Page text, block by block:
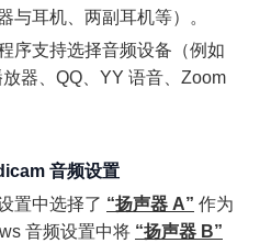
与耳机、两副耳机等）。
序支持选择音频设备（例如
器、QQ、YY 语音、Zoom
音频设置
置中选择了 “扬声器 A” 作为
音频设置中将 “扬声器 B”